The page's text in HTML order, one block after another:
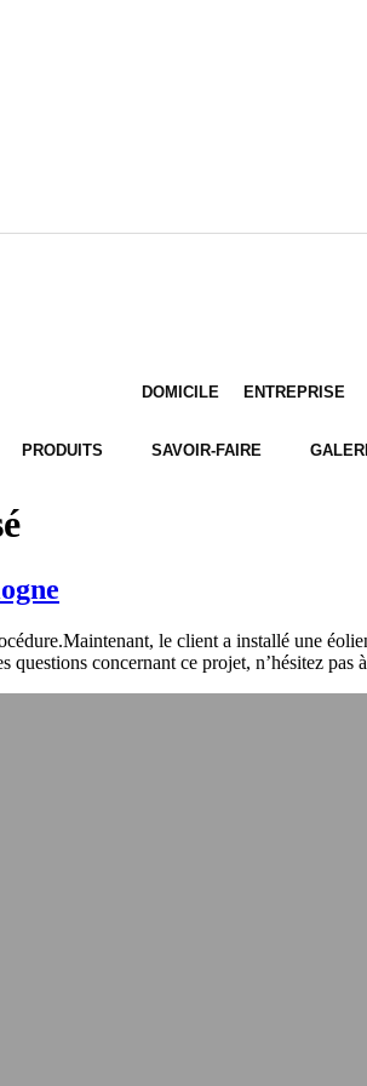
DOMICILE ENTREPRISE
PRODUITS SAVOIR-FAIRE
le client a installé une
questions concernant ce projet, n’hésitez